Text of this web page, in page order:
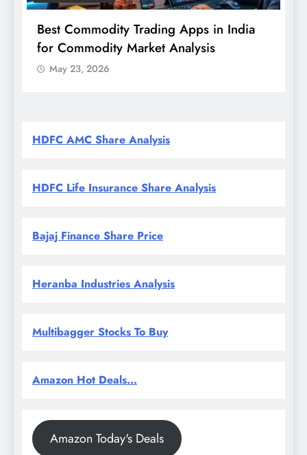
Best Commodity Trading Apps in India
for Commodity Market Analysis
May 23, 2026
HDFC AMC Share Analysis
HDFC Life Insurance Share Analysis
Bajaj Finance Share Price
Heranba Industries Analysis
Multibagger Stocks To Buy
Amazon Hot Deals...
Amazon Today's Deals